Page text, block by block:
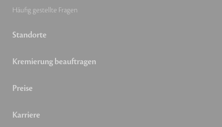
Häufig gestellte Fragen
Standorte
Kremierung beauftragen
Preise
Karriere